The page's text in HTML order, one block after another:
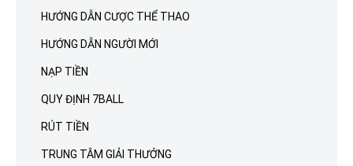
HƯỚNG DẪN CƯỢC THỂ THAO
HƯỚNG DẪN NGƯỜI MỚI
NẠP TIỀN
QUY ĐỊNH 7BALL
RÚT TIỀN
TRUNG TÂM GIẢI THƯỞNG